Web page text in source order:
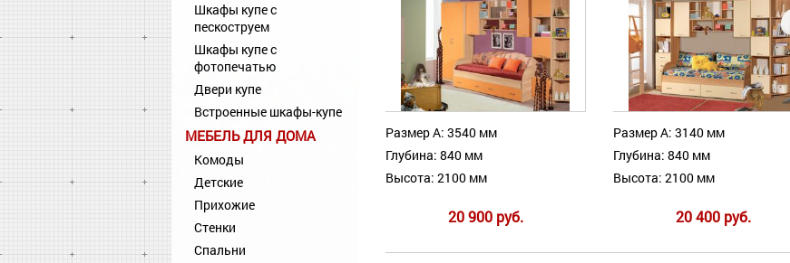
Шкафы купе с
пескоструем
Шкафы купе с
фотопечатью
Двери купе
Встроенные шкафы-купе
МЕБЕЛЬ ДЛЯ ДОМА
Комоды
Детские
Прихожие
Стенки
Спальни
Размер А: 3540 мм
Глубина: 840 мм
Высота: 2100 мм
20 900 руб.
Размер А: 3140 мм
Глубина: 840 мм
Высота: 2100 мм
20 400 руб.